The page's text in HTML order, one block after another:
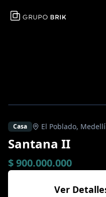
Casa El Poblado,
Santana II
$ 900.000.000
Ver